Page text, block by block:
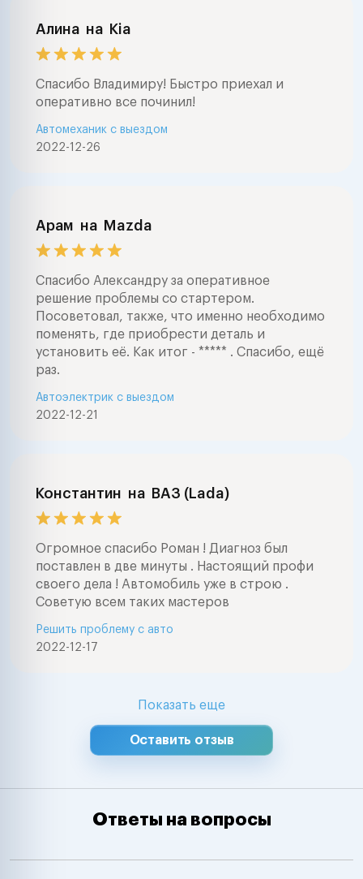
Алина на Kia
Спасибо Владимиру! Быстро приехал и
оперативно все починил!
2022-12-26
Автомеханик с выездом
Арам на Mazda
Спасибо Александру за оперативное
решение проблемы со стартером.
Посоветовал, также, что именно необходимо
поменять, где приобрести деталь и
установить её. Как итог - ***** . Спасибо, ещё
раз.
2022-12-21
Автоэлектрик с выездом
Константин на ВАЗ (Lada)
Огромное спасибо Роман ! Диагноз был
поставлен в две минуты . Настоящий профи
своего дела ! Автомобиль уже в строю .
Советую всем таких мастеров
2022-12-17
Решить проблему с авто
Показать еще
Оставить отзыв
Ответы на вопросы